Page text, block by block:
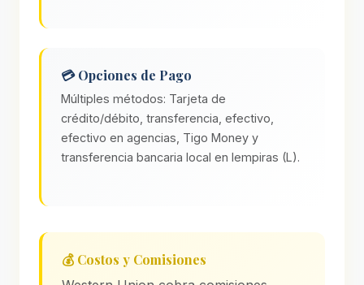
💳 Opciones de Pago
Múltiples métodos: Tarjeta de
crédito/débito, transferencia, efectivo,
efectivo en agencias, Tigo Money y
transferencia bancaria local en lempiras (L).
💰 Costos y Comisiones